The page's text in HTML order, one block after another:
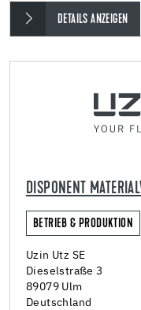
DETAILS ANZEIGEN
DISPONENT
BETRIEB & PRODUKTION
Uzin Utz SE
Dieselstraße 3
89079 Ulm
Deutschland